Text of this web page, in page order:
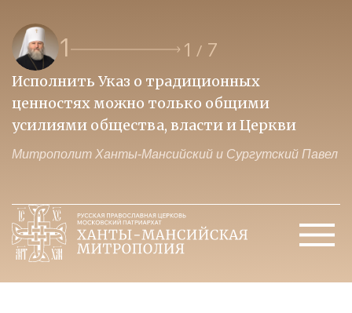
1 1 / 7
Исполнить Указ о традиционных
ценностях можно только общими
усилиями общества, власти и Церкви
Митрополит Ханты-Мансийский и Сургутский Павел